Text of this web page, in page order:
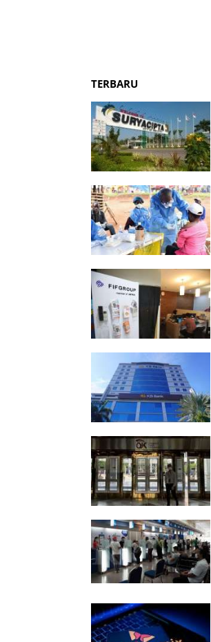
TERBARU